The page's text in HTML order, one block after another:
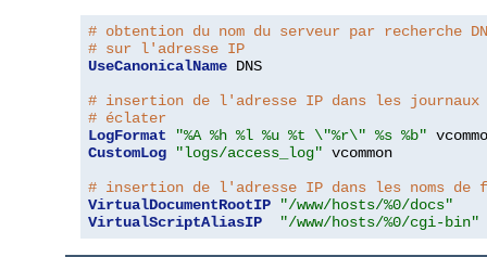
# obtention du nom du serveur par recherche
# sur l'adresse IP
UseCanonicalName DNS
# insertion de l'adresse IP dans les
# éclater
LogFormat
"%A %h %l %u %t \"%r\" %s %b"
CustomLog
"logs/access_log" vcommon
# insertion de l'adresse IP dans les noms de
VirtualDocumentRootIP
"/www/hosts/%0/docs"
VirtualScriptAliasIP
"/www/hosts/%0/cgi-bin"